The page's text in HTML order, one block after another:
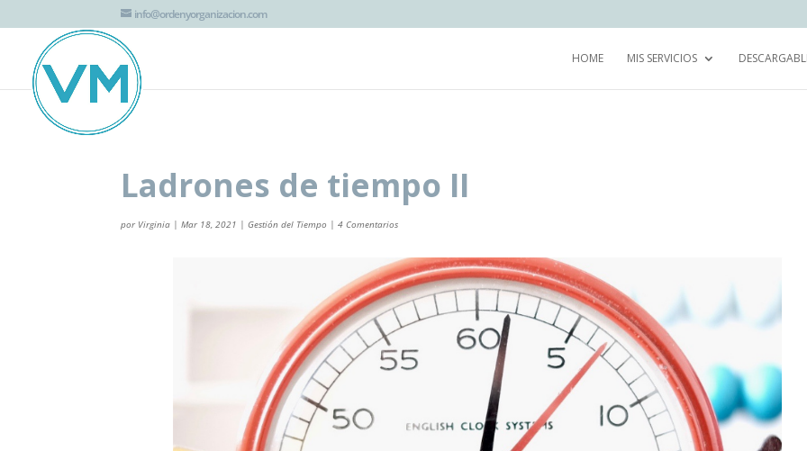
info@ordenyorganizacion.com
HOME MIS SERVICIOS
Ladrones de tiempo II
por Virginia |Mar 18, 2021 |Gestión del Tiempo |4 Comentarios